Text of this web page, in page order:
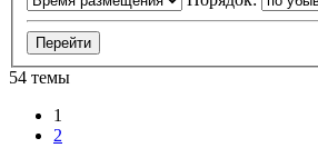
54 темы
1
2